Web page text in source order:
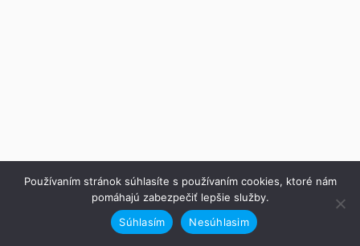
Používaním stránok súhlasíte s používaním cookies, ktoré nám
pomáhajú zabezpečiť lepšie služby.
Súhlasím
Nesúhlasim